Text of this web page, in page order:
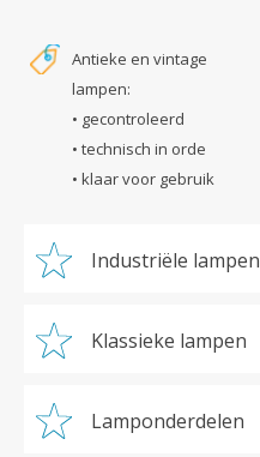
Antieke en vintage
lampen:
• gecontroleerd
• technisch in orde
• klaar voor gebruik
Industriële lampen
Klassieke lampen
Lamponderdelen